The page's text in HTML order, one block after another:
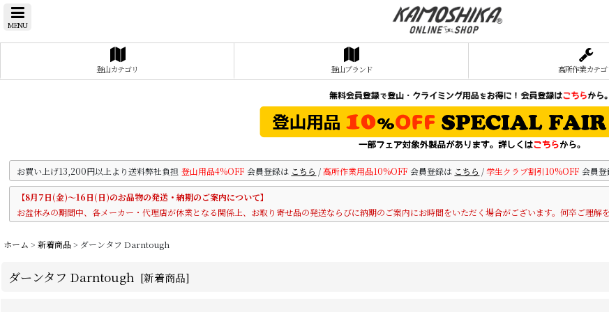
MENU
登山カテゴリ 登山ブランド 高所作業カテゴ
お買い上げ13,200円以上より送料弊社負担 登山用品4%OFF 会員登録は こちら /高所作業用品10%OFF 会員登録は こちら /学生クラブ割引10%OFF 会員
【8月7日(金)～16日(日)のお品物の発送・納期のご案内について】
お盆休みの期間中、各メーカー・代理店が休業となる関係上、お取り寄せ品の発送ならびに納期のご案内にお時間をいただく場合がございます。何卒ご理解
ホーム > 新着商品> ダーンタフ Darntough
ダーンタフ Darntough [新着商品]